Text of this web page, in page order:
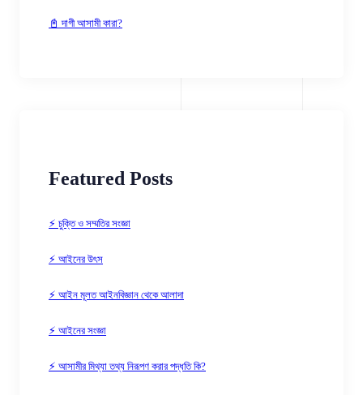
📓 দাগী আসামী কারা?
Featured Posts
⚡ চুক্তি ও সম্মতির সংজ্ঞা
⚡ আইনের উৎস
⚡ আইন মূলত আইনবিজ্ঞান থেকে আলাদা
⚡ আইনের সংজ্ঞা
⚡ আসামীর মিথ্যা তথ্য নিরূপণ করার পদ্ধতি কি?